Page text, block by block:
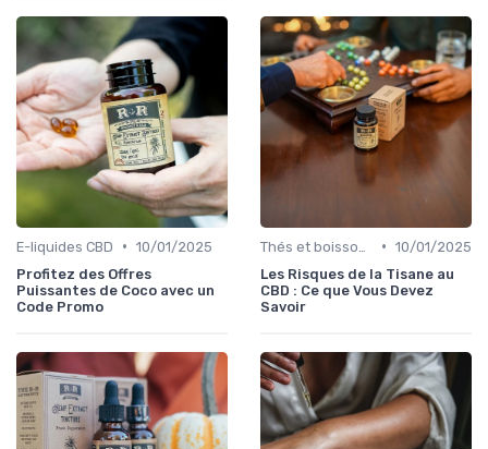
E-liquides CBD • 10/01/2025
Profitez des Offres
Puissantes de Coco avec un
Code Promo
• 10/01/2025
Les Risques de la Tisane au
CBD : Ce que Vous Devez
Savoir